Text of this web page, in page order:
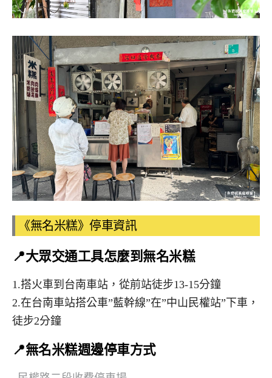
《無名米糕》停車資訊
📍大眾交通工具怎麼到無名米糕
1.搭火車到台南車站，從前站徒步13-15分鐘
2.在台南車站搭公車”藍幹線”在”中山民權站”下車，
徒步2分鐘
📍無名米糕週邊停車方式